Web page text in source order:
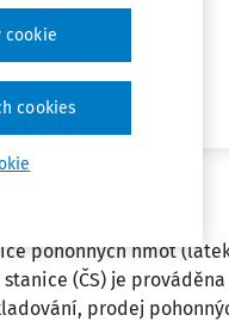
jako jsou divadla,
nebem např.
a ochrany zdraví,
pohonných hmot
(ČS) je
prodej
cookies
cookie